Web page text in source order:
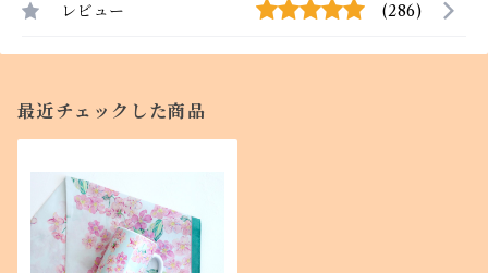
レビュー (286)
最近チェックした商品